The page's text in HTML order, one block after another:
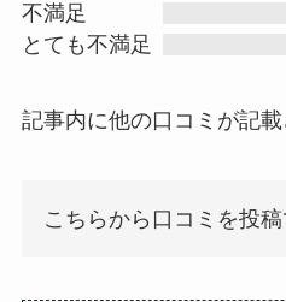
0
t
不満足
とても不満足
記事内に他の口コミが記載
こちらから口コミを投稿